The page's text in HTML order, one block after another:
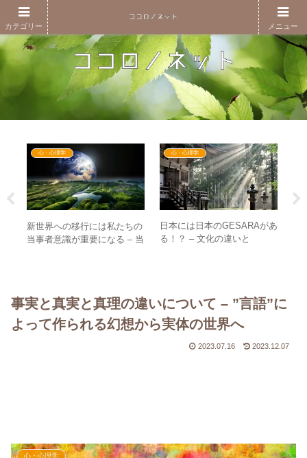
心・心理学
新世界への移行には私たちの
当事者意識が重要になる – 当
心・心理学
日本には日本のGESARAがあ
る！？ – 文化の違いと
事実と真実と真理の違いについて – ”言語”に
よって作られる幻想から実体の世界へ
2023.07.16 2023.12.07
心・心理学
カテゴリー メニュー